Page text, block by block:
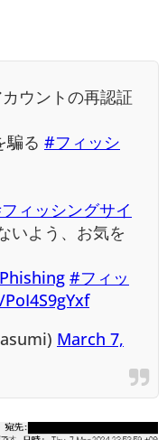
カウントの再認証
騙る #フィッシ
ィッシングサイ
いよう、お気を
#フィッ
March 7,